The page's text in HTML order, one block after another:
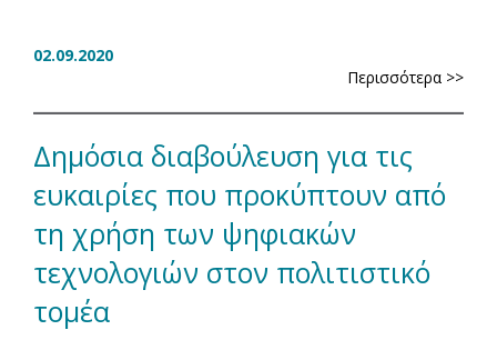
02.09.2020
Περισσότερα >>
Δημόσια διαβούλευση για τις
ευκαιρίες που προκύπτουν από
τη χρήση των ψηφιακών
τεχνολογιών στον πολιτιστικό
τομέα